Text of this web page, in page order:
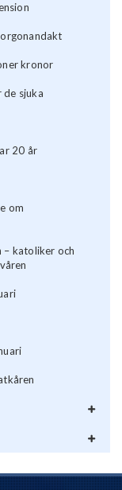
kronor
de sjuka
20 år
om
– katoliker och